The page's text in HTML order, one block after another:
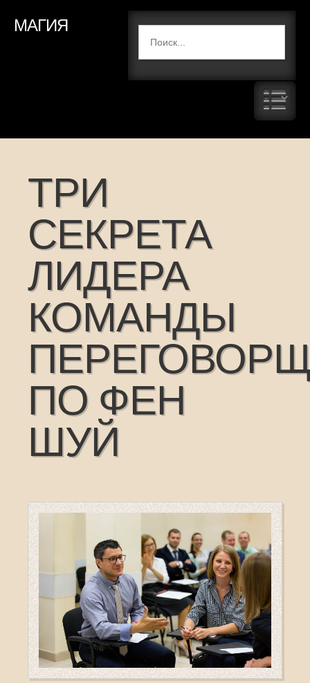
МАГИЯ
ТРИ
СЕКРЕТА
ЛИДЕРА
КОМАНДЫ
ПО ФЕН
ШУЙ